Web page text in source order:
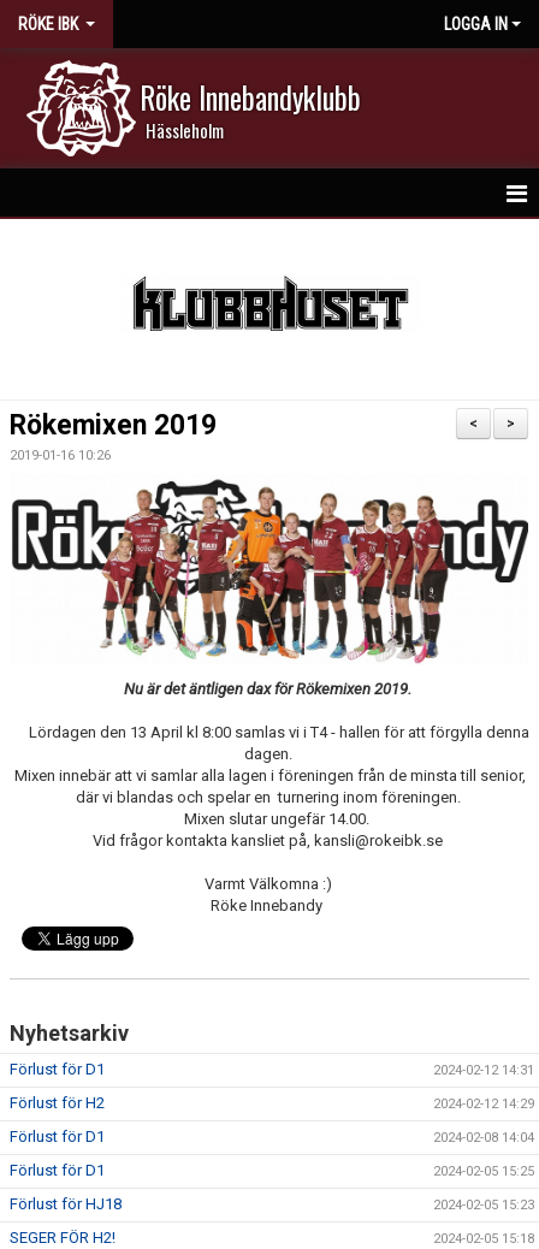
RÖKE IBK LOGGA IN
Röke Innebandyklubb
Hässleholm
MATCHER
MEDLEMSKAP
WEBBSHOP
>
<
Rökemixen 2019
2019-01-16 10:26
Nu är det äntligen dax för Rökemixen 2019.
Lördagen den 13 April kl 8:00 samlas vi i T4 - hallen för att förgylla denna
dagen.
Mixen innebär att vi samlar alla lagen i föreningen från de minsta till senior,
där vi blandas och spelar en turnering inom föreningen.
Mixen slutar ungefär 14.00.
Vid frågor kontakta kansliet på, kansli@rokeibk.se
Varmt Välkomna :)
Röke Innebandy
Nyhetsarkiv
Förlust för D1 2024-02-12 14:31
Förlust för H2 2024-02-12 14:29
Förlust för D1 2024-02-08 14:04
Förlust för D1 2024-02-05 15:25
Förlust för HJ18 2024-02-05 15:23
SEGER FÖR H2! 2024-02-05 15:18